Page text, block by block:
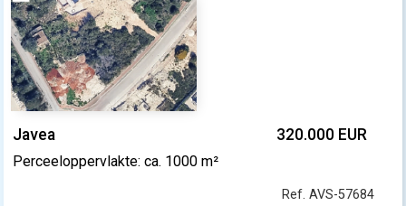
Javea 320.000 EUR
Perceeloppervlakte: ca. 1000 m²
Ref. AVS-57684